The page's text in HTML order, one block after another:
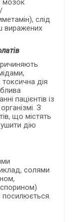
мозок
слід
виражених
дія
пацієнтів із
З
що містять
дію
солями
посилюється.